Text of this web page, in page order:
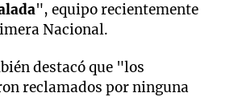
", equipo recientemente
Nacional.
destacó que "los
reclamados por ninguna